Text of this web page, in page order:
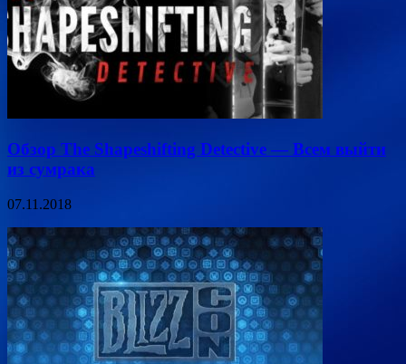
Обзор The Shapeshifting Detective — Всем выйти
из сумрака
07.11.2018